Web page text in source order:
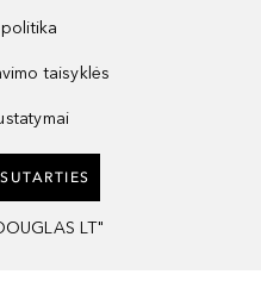
taisyklės
LT"